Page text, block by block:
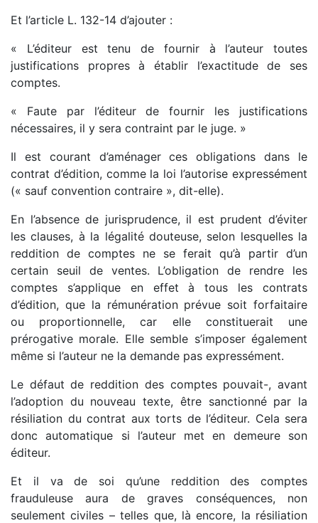
Et l’article L. 132-14 d’ajouter :
« L’éditeur est tenu de fournir à l’auteur toutes
justifications propres à établir l’exactitude de ses
comptes.
« Faute par l’éditeur de fournir les justifications
nécessaires, il y sera contraint par le juge. »
Il est courant d’aménager ces obligations dans le
contrat d’édition, comme la loi l’autorise expressément
(« sauf convention contraire », dit-elle).
En l’absence de jurisprudence, il est prudent d’éviter
les clauses, à la légalité douteuse, selon lesquelles la
reddition de comptes ne se ferait qu’à partir d’un
certain seuil de ventes. L’obligation de rendre les
comptes s’applique en effet à tous les contrats
d’édition, que la rémunération prévue soit forfaitaire
ou proportionnelle, car elle constituerait une
prérogative morale. Elle semble s’imposer également
même si l’auteur ne la demande pas expressément.
Le défaut de reddition des comptes pouvait-, avant
l’adoption du nouveau texte, être sanctionné par la
résiliation du contrat aux torts de l’éditeur. Cela sera
donc automatique si l’auteur met en demeure son
éditeur.
Et il va de soi qu’une reddition des comptes
frauduleuse aura de graves conséquences, non
seulement civiles – telles que, là encore, la résiliation